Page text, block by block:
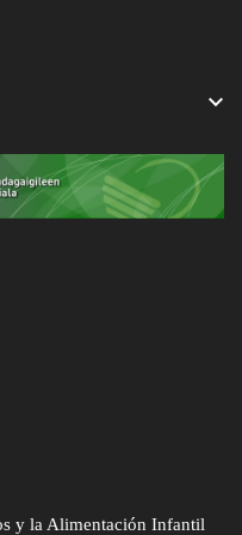

y la Alimentación Infantil